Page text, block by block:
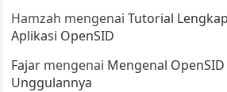
Hamzah mengenaiTutorial
Aplikasi OpenSID
Fajar mengenai Mengenal
Unggulannya